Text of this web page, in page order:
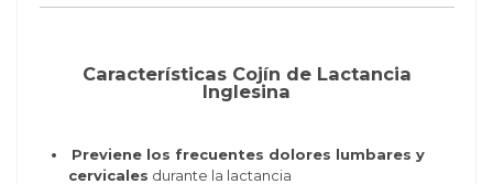
Características Cojín de Lactancia
Inglesina
Previene los frecuentes dolores lumbares y
cervicales durante la lactancia